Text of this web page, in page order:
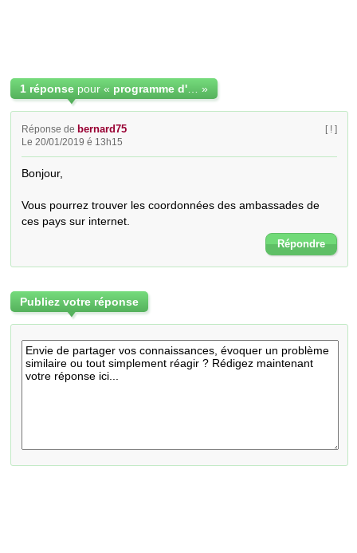
1 réponse pour « »
Réponse de bernard75
Le 20/01/2019 é 13h15
[ ! ]
Bonjour,
Vous pourrez trouver les coordonnées des ambassades de
ces pays sur internet.
Répondre
Publiez votre réponse